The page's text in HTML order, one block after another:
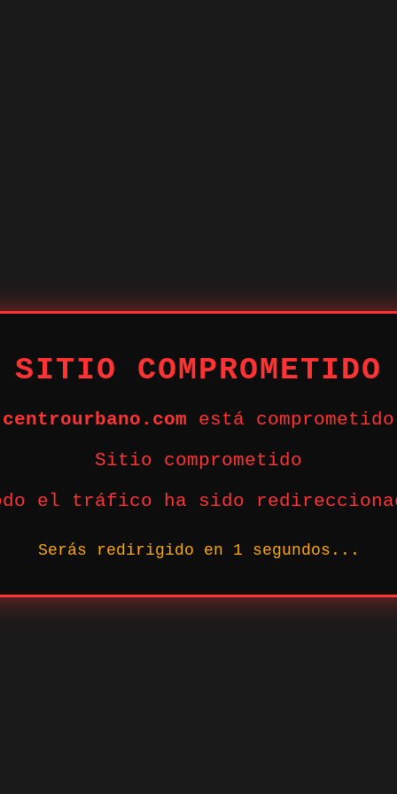
centrourbano.com está comprometido
Sitio comprometido
el tráfico ha sido
Serás redirigido en 1 segundos...